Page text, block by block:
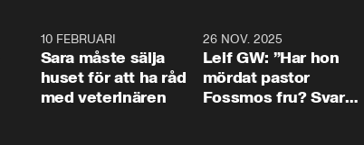
10 FEBRUARI
Sara måste sälja
huset för att ha råd
med veterinären
26 NOV. 2025
Leif GW: ”Har hon
mördat pastor
Fossmos fru? Svar